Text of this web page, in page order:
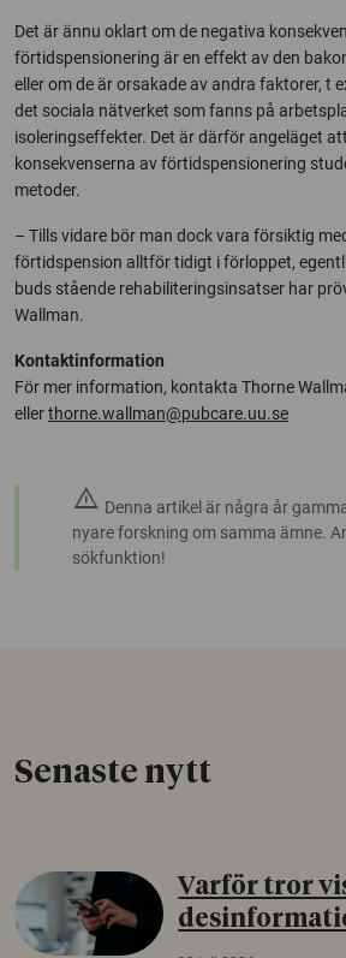
Det är ännu oklart om de negativa
förtidspensionering är en effekt av den
eller om de är orsakade av andra faktorer, t
det sociala nätverket som fanns på
isoleringseffekter. Det är därför angeläget
konsekvenserna av förtidspensionering
metoder.
– Tills vidare bör man dock vara försiktig
förtidspension alltför tidigt i förloppet,
buds stående rehabiliteringsinsatser har
Wallman.
Kontaktinformation
För mer information, kontakta Thorne
ellerthorne.wallman@pubcare.uu.se
warning Denna artikel är några år
nyare forskning om samma ämne.
sökfunktion!
Senaste nytt
Varför tror